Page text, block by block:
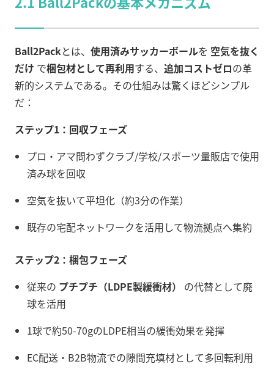
Ball2Packとは、 使用済みサッカーボールを 空気を抜く
だけ で梱包材として再利用する、 追加コストゼロの革
新的システムである。その仕組みは驚くほどシンプル
だ：
ステップ1：回収フェーズ
プロ・アマ問わずクラブ/学校/スポーツ量販店で使用
済み球を回収
空気を抜いて平坦化（約3分の作業）
既存の宅配ネットワークを活用して物流拠点へ集約
ステップ2：梱包フェーズ
従来の プチプチ（LDPE製緩衝材）
の代替として廃
球を活用
1球で約50-70gのLDPE相当の緩衝効果を発揮
EC配送・B2B物流での隙間充填材として多回転利用